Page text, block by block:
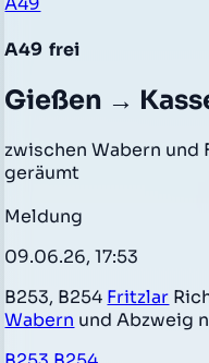
A49 frei
Gießen →
zwischen Wabern und
geräumt
Meldung
09.06.26, 17:53
B253, B254 Fritzlar
Wabern und Abzweig